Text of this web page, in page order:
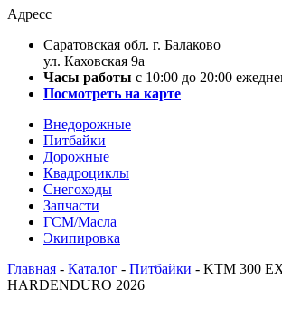
Адресс
Саратовская обл. г. Балаково
ул. Каховская 9а
Часы работы с 10:00 до 20:00
Посмотреть на карте
Внедорожные
Питбайки
Дорожные
Квадроциклы
Снегоходы
Запчасти
ГСМ/Масла
Экипировка
Главная - Каталог - Питбайки - KTM 300
HARDENDURO 2026